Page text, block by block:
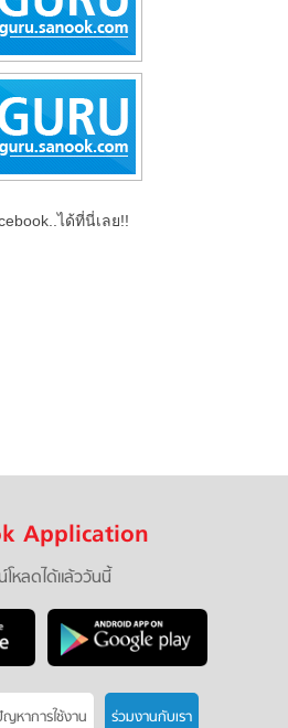
ได้ที่นี่เลย!!
Application
โหลดได้แล้ววันนี้
ญหาการใช้งาน ร่วมงานกับเรา